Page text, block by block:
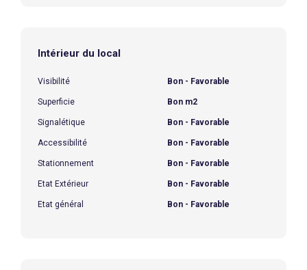
Intérieur du local
Visibilité Bon - Favorable
Superficie Bon m2
Signalétique Bon - Favorable
Accessibilité Bon - Favorable
Stationnement Bon - Favorable
Etat Extérieur Bon - Favorable
Etat général Bon - Favorable